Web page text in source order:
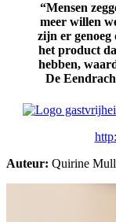
“Mensen
meer willen
zijn er
het product
hebben,
De
Auteur: Quirine